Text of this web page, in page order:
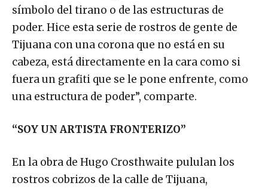
símbolo del tirano o de las estructuras de
poder. Hice esta serie de rostros de gente de
Tijuana con una corona que no está en su
cabeza, está directamente en la cara como si
fuera un grafiti que se le pone enfrente, como
una estructura de poder”, comparte.
“SOY UN ARTISTA FRONTERIZO”
En la obra de Hugo Crosthwaite pululan los
rostros cobrizos de la calle de Tijuana,